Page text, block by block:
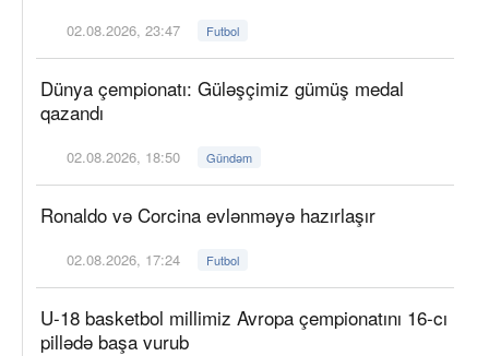
02.08.2026, 23:47 Futbol
Dünya çempionatı: Güləşçimiz gümüş medal
qazandı
02.08.2026, 18:50 Gündəm
Ronaldo və Corcina evlənməyə hazırlaşır
02.08.2026, 17:24 Futbol
U-18 basketbol millimiz Avropa çempionatını 16-cı
pillədə başa vurub